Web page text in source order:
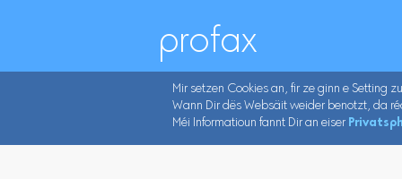
profax
Mir setzen Cookies an, fir ze ginn e Setting
Wann Dir dës Websäit weider benotzt, da
Méi Informatioun fannt Dir an eiser